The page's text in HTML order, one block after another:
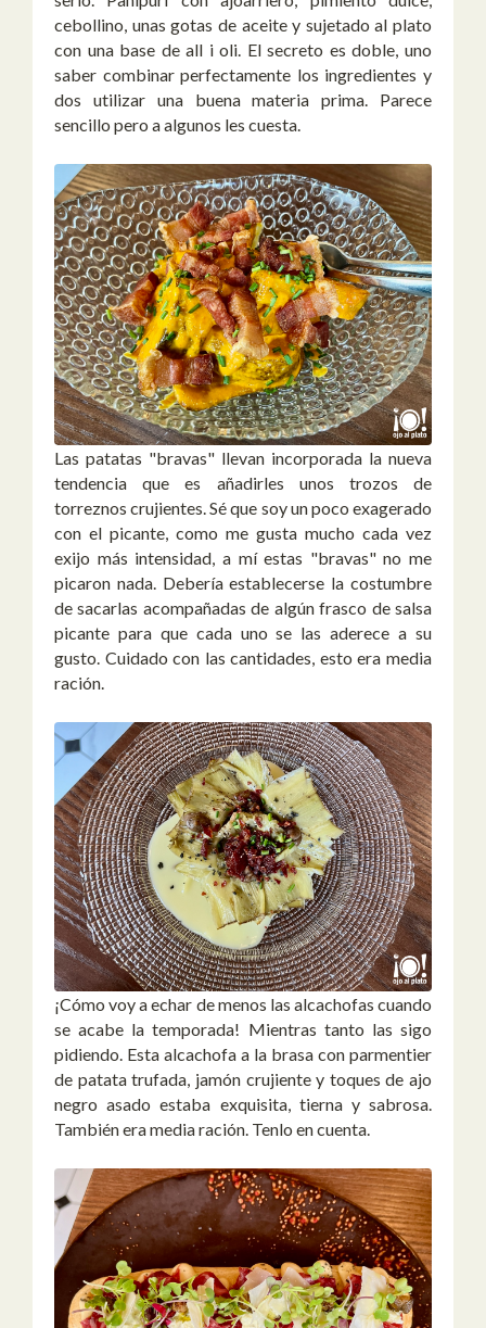
cebollino, unas gotas de aceite y sujetado al plato
con una base de all i oli. El secreto es doble, uno
saber combinar perfectamente los ingredientes y
dos utilizar una buena materia prima. Parece
sencillo pero a algunos les cuesta.
Las patatas "bravas" llevan incorporada la nueva
tendencia que es añadirles unos trozos de
torreznos crujientes. Sé que soy un poco exagerado
con el picante, como me gusta mucho cada vez
exijo más intensidad, a mí estas "bravas" no me
picaron nada. Debería establecerse la costumbre
de sacarlas acompañadas de algún frasco de salsa
picante para que cada uno se las aderece a su
gusto. Cuidado con las cantidades, esto era media
ración.
¡Cómo voy a echar de menos las alcachofas cuando
se acabe la temporada! Mientras tanto las sigo
pidiendo. Esta alcachofa a la brasa con parmentier
de patata trufada, jamón crujiente y toques de ajo
negro asado estaba exquisita, tierna y sabrosa.
También era media ración. Tenlo en cuenta.